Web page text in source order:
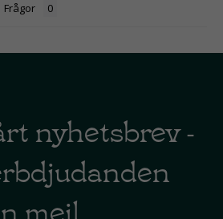
Frågor
nyhetsbrev -
mejl